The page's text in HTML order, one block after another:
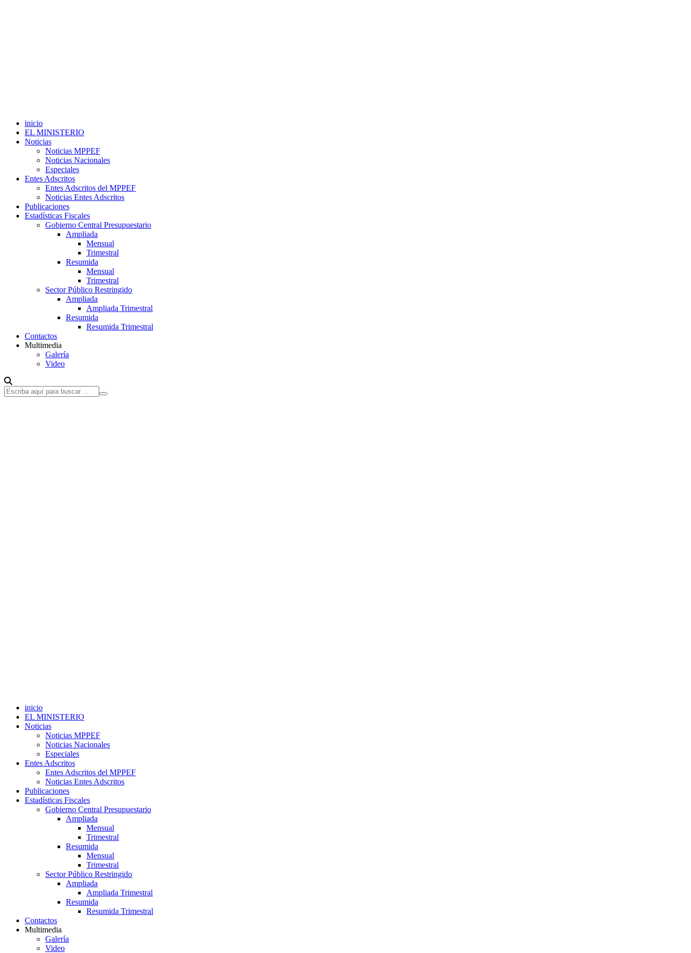
inicio
EL MINISTERIO
Noticias
Noticias MPPEF
Noticias Nacionales
Especiales
Entes Adscritos
Entes Adscritos del MPPEF
Noticias Entes Adscritos
Publicaciones
Estadísticas Fiscales
Gobierno Central Presupuestario
Ampliada
Mensual
Trimestral
Resumida
Mensual
Trimestral
Sector Público Restringido
Ampliada
Ampliada Trimestral
Resumida
Resumida Trimestral
Contactos
Multimedia
Galería
Video
inicio
EL MINISTERIO
Noticias
Noticias MPPEF
Noticias Nacionales
Especiales
Entes Adscritos
Entes Adscritos del MPPEF
Noticias Entes Adscritos
Publicaciones
Estadísticas Fiscales
Gobierno Central Presupuestario
Ampliada
Mensual
Trimestral
Resumida
Mensual
Trimestral
Sector Público Restringido
Ampliada
Ampliada Trimestral
Resumida
Resumida Trimestral
Contactos
Multimedia
Galería
Video